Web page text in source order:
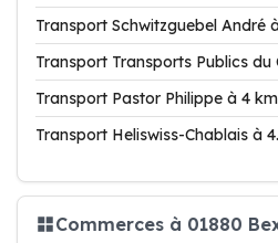
Transport Schwitzguebel André
Transport Transports Publics du
Transport Pastor Philippe à 4 km
Transport Heliswiss-Chablais à
Commerces à 01880